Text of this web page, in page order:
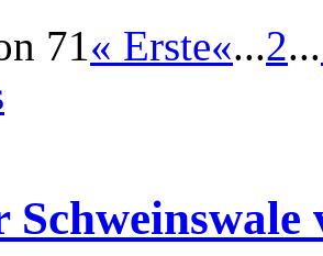
71« Erste«...2...
Schweinswale